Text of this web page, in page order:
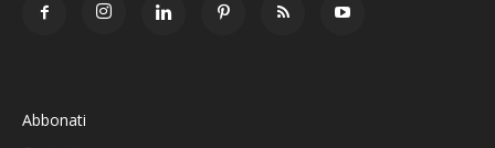
Abbonati